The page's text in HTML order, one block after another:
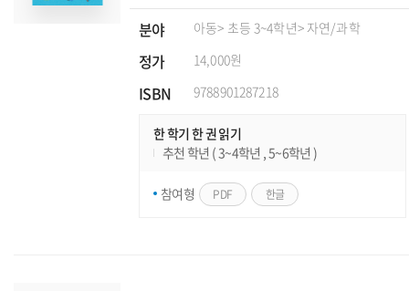
분야 아동> 초등 3~4학년> 자연/과학
정가 14,000원
ISBN 9788901287218
한 학기 한 권 읽기
추천 학년 ( 3~4학년 , 5~6학년 )
참여형 PDF 한글